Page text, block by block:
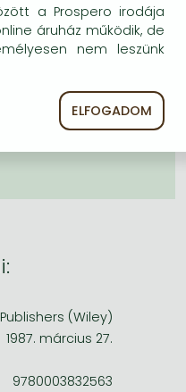
TESZEM
nem rendelhető.
hátha van újabb
(Wiley)
1987. március 27.
9780003832563
a Prospero irodája
áruház működik, de
nem leszünk
ELFOGADOM